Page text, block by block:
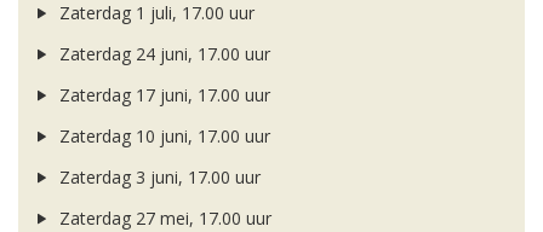
Zaterdag 1 juli, 17.00 uur
Zaterdag 24 juni, 17.00 uur
Zaterdag 17 juni, 17.00 uur
Zaterdag 10 juni, 17.00 uur
Zaterdag 3 juni, 17.00 uur
Zaterdag 27 mei, 17.00 uur